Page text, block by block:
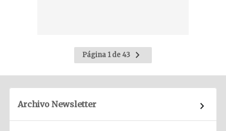
Página 1 de 43
Ir
a
Archivo Newsletter